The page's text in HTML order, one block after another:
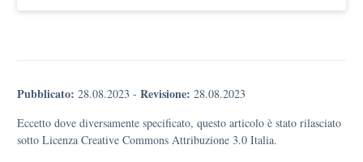
Pubblicato: 28.08.2023 - Revisione: 28.08.2023
Eccetto dove diversamente specificato, questo articolo è stato rilasciato
sotto Licenza Creative Commons Attribuzione 3.0 Italia.